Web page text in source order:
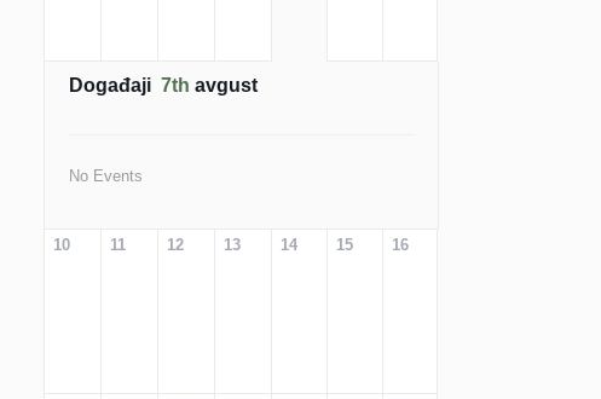
Događaji 7th avgust
No Events
10 11 12 13 14 15 16